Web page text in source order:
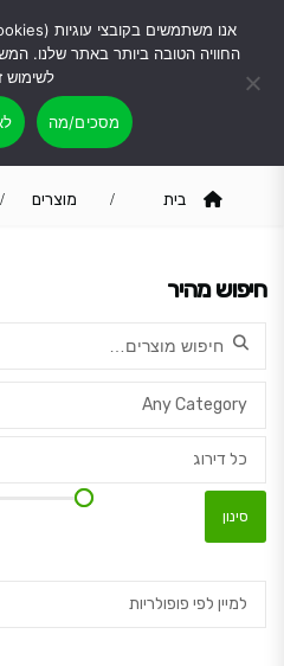
כבל לעמדת
בית מוצרים
חיפוש מהיר
Search for:
Any Category
כל דירוג
סינון
למיין לפי פופולריות
החוויה הטובה ביותר באתר שלנו.
לשימוש
מסכים/מה